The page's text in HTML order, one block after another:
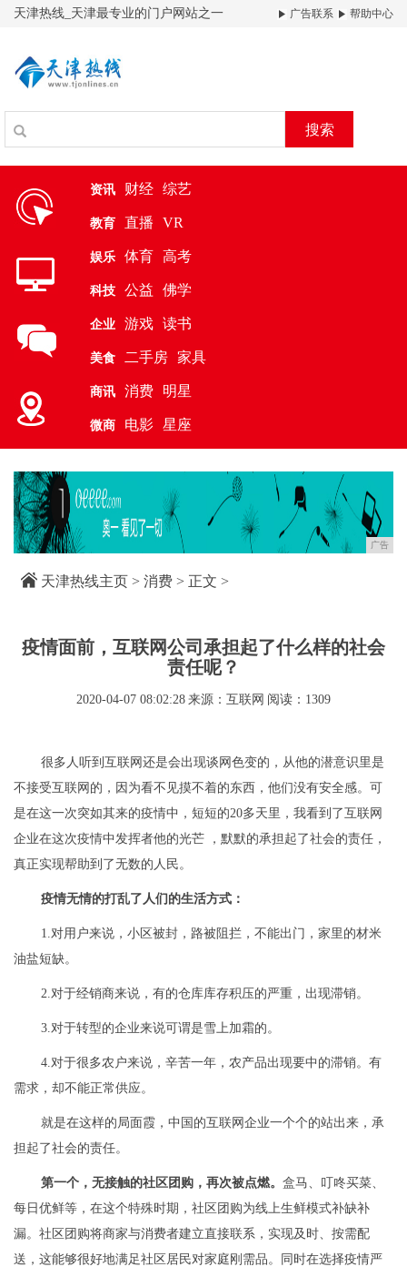
天津热线_天津最专业的门户网站之一 广告联系 帮助中心
搜索
资讯 财经 综艺
教育 直播 VR
娱乐 体育 高考
科技 公益 佛学
企业 游戏 读书
美食 二手房 家具
商讯 消费 明星
微商 电影 星座
广告
天津热线主页 > 消费 > 正文 >
疫情面前，互联网公司承担起了什么样的社会
责任呢？
2020-04-07 08:02:28 来源：互联网 阅读：1309
很多人听到互联网还是会出现谈网色变的，从他的潜意识里是
不接受互联网的，因为看不见摸不着的东西，他们没有安全感。可
是在这一次突如其来的疫情中，短短的20多天里，我看到了互联网
企业在这次疫情中发挥者他的光芒 ，默默的承担起了社会的责任，
真正实现帮助到了无数的人民。
疫情无情的打乱了人们的生活方式：
1.对用户来说，小区被封，路被阻拦，不能出门，家里的材米
油盐短缺。
2.对于经销商来说，有的仓库库存积压的严重，出现滞销。
3.对于转型的企业来说可谓是雪上加霜的。
4.对于很多农户来说，辛苦一年，农产品出现要中的滞销。有
需求，却不能正常供应。
就是在这样的局面霞，中国的互联网企业一个个的站出来，承
担起了社会的责任。
第一个，无接触的社区团购，再次被点燃。 盒马、叮咚买菜、
每日优鲜等，在这个特殊时期，社区团购为线上生鲜模式补缺补
漏。社区团购将商家与消费者建立直接联系，实现及时、按需配
送，这能够很好地满足社区居民对家庭刚需品。同时在选择疫情严